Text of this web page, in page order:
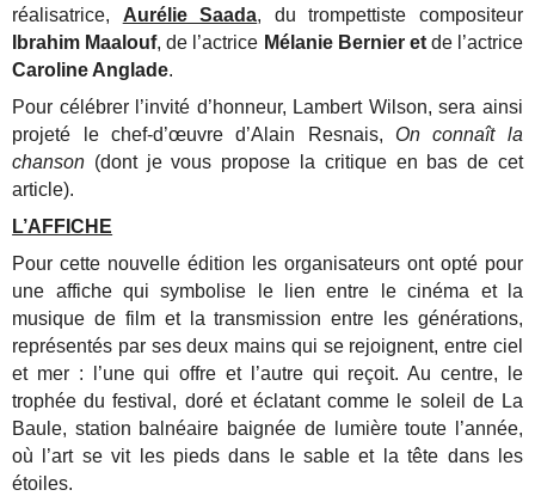
réalisatrice, Aurélie Saada, du trompettiste compositeur
Ibrahim Maalouf, de l’actrice Mélanie Bernier etde l’actrice
Caroline Anglade.
Pour célébrer l’invité d’honneur, Lambert Wilson, sera ainsi
projeté le chef-d’œuvre d’Alain Resnais, On connaît la
chanson (dont je vous propose la critique en bas de cet
article).
L’AFFICHE
Pour cette nouvelle édition les organisateurs ont opté pour
une affiche qui symbolise le lien entre le cinéma et la
musique de film et la transmission entre les générations,
représentés par ses deux mains qui se rejoignent, entre ciel
et mer : l’une qui offre et l’autre qui reçoit. Au centre, le
trophée du festival, doré et éclatant comme le soleil de La
Baule, station balnéaire baignée de lumière toute l’année,
où l’art se vit les pieds dans le sable et la tête dans les
étoiles.